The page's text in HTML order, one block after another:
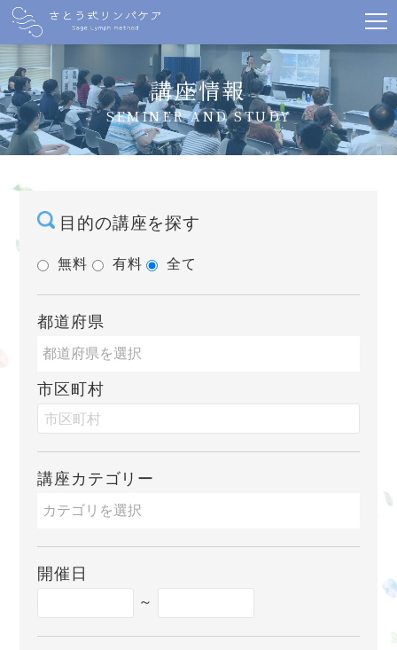
講座情報
SEMINER AND STUDY
目的の講座を探す
無料 有料 全て
都道府県
市区町村
講座カテゴリー
開催日
～